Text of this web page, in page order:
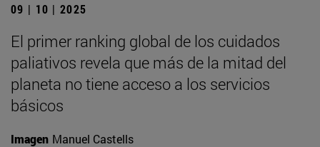
09 | 10 | 2025
El primer ranking global de los cuidados
paliativos revela que más de la mitad del
planeta no tiene acceso a los servicios
básicos
Imagen Manuel Castells